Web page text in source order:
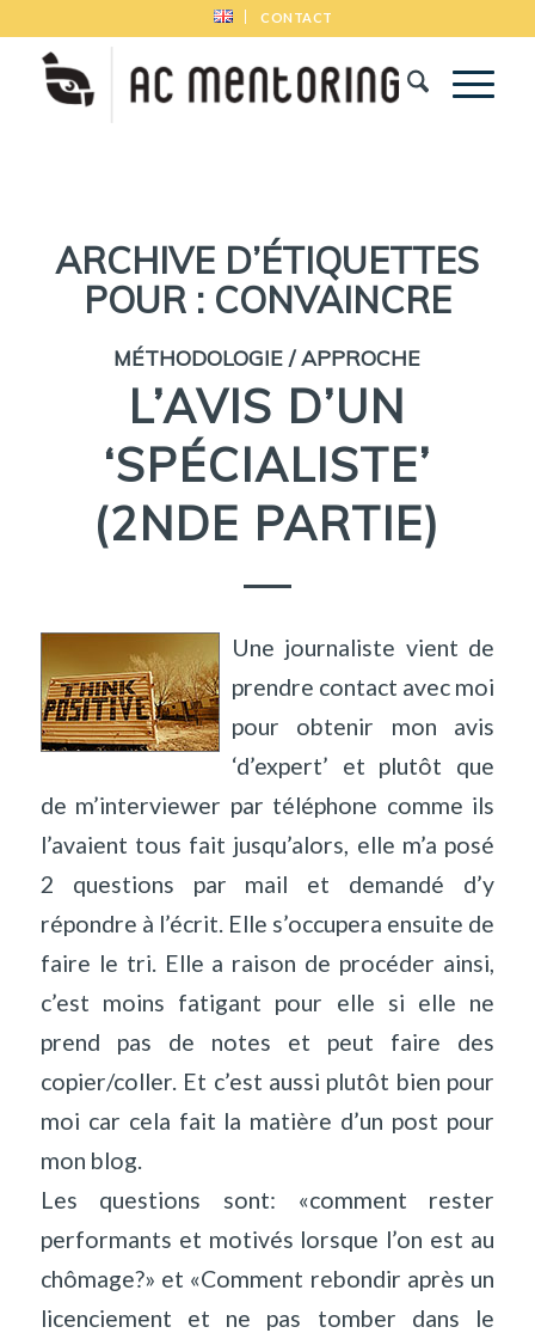
CONTACT
ARCHIVE D’ÉTIQUETTES
POUR : CONVAINCRE
MÉTHODOLOGIE / APPROCHE
L’AVIS D’UN
‘SPÉCIALISTE’
(2NDE PARTIE)
Une journaliste vient de
prendre contact avec moi
pour obtenir mon avis
‘d’expert’ et plutôt que
de m’interviewer par téléphone comme ils
l’avaient tous fait jusqu’alors, elle m’a posé
2 questions par mail et demandé d’y
répondre à l’écrit. Elle s’occupera ensuite de
faire le tri. Elle a raison de procéder ainsi,
c’est moins fatigant pour elle si elle ne
prend pas de notes et peut faire des
copier/coller. Et c’est aussi plutôt bien pour
moi car cela fait la matière d’un post pour
mon blog.
Les questions sont: «comment rester
performants et motivés lorsque l’on est au
chômage?» et «Comment rebondir après un
licenciement et ne pas tomber dans le